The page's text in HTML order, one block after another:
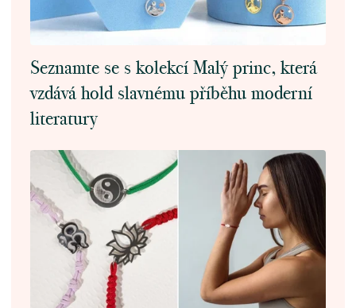
Seznamte se s kolekcí Malý princ, která
vzdává hold slavnému příběhu moderní
literatury